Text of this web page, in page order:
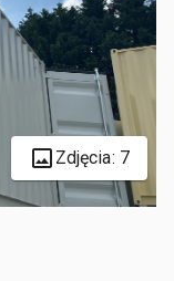
Zdjęcia: 7